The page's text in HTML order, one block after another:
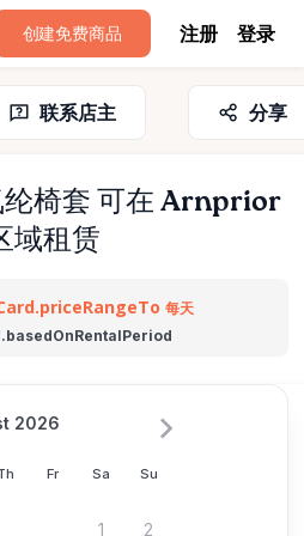
创建免费商品 注册 登录
联系店主 分享
椅套 可在 Arnprior
域租赁
每天
Fr Sa Su
2026
1 2